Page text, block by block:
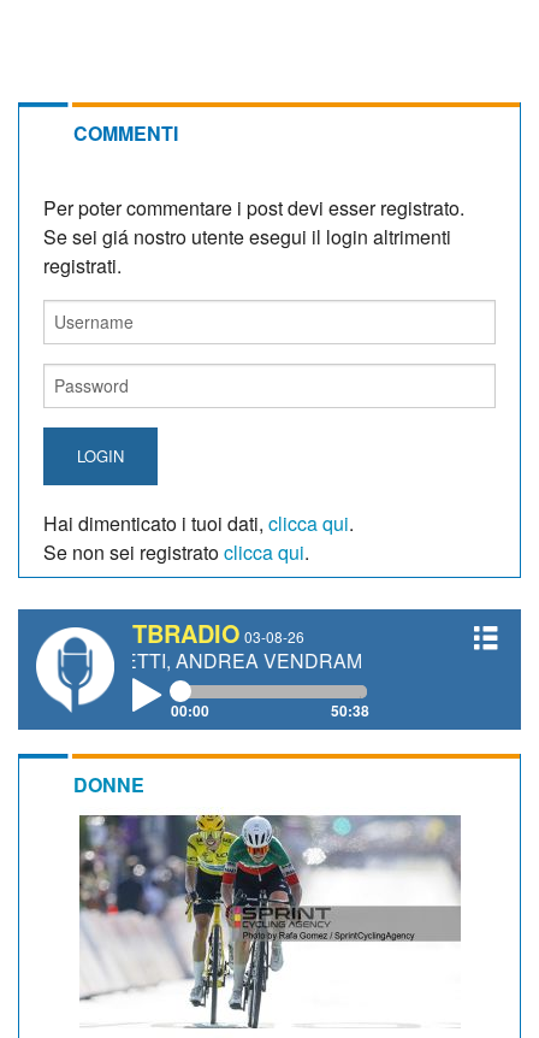
COMMENTI
Per poter commentare i post devi esser registrato.
Se sei giá nostro utente esegui il login altrimenti
registrati.
LOGIN
Hai dimenticato i tuoi dati, clicca qui.
Se non sei registratoclicca qui.
TBRADIO 03-08-26
ANDREA VENDRAME, FILIPPO FIORELLI
00:00 50:38
DONNE